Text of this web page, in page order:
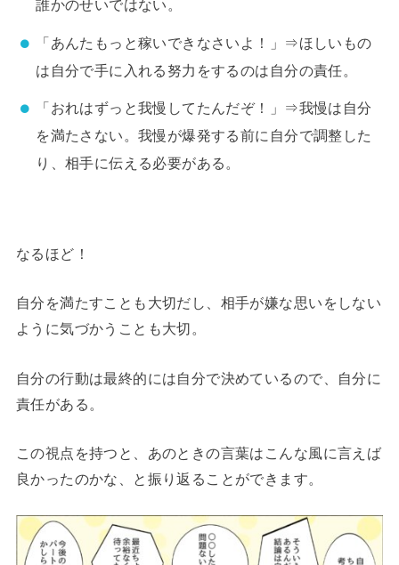
誰かのせいではない。
「あんたもっと稼いできなさいよ！」⇒ほしいもの
は自分で手に入れる努力をするのは自分の責任。
「おれはずっと我慢してたんだぞ！」⇒我慢は自分
を満たさない。我慢が爆発する前に自分で調整した
り、相手に伝える必要がある。
なるほど！
自分を満たすことも大切だし、相手が嫌な思いをしない
ように気づかうことも大切。
自分の行動は最終的には自分で決めているので、自分に
責任がある。
この視点を持つと、あのときの言葉はこんな風に言えば
良かったのかな、と振り返ることができます。